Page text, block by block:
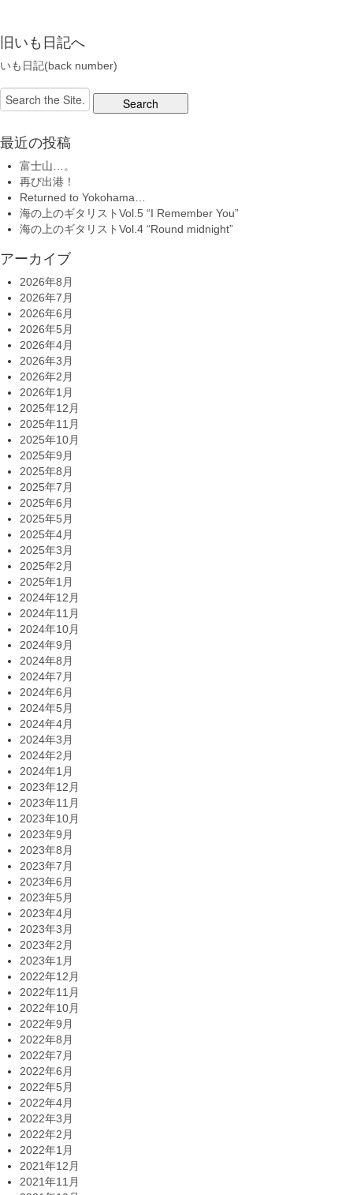
旧いも日記へ
いも日記(back number)
Search
for:
最近の投稿
富士山…。
再び出港！
Returned to Yokohama…
海の上のギタリストVol.5 “I Remember You”
海の上のギタリストVol.4 “Round midnight”
アーカイブ
2026年8月
2026年7月
2026年6月
2026年5月
2026年4月
2026年3月
2026年2月
2026年1月
2025年12月
2025年11月
2025年10月
2025年9月
2025年8月
2025年7月
2025年6月
2025年5月
2025年4月
2025年3月
2025年2月
2025年1月
2024年12月
2024年11月
2024年10月
2024年9月
2024年8月
2024年7月
2024年6月
2024年5月
2024年4月
2024年3月
2024年2月
2024年1月
2023年12月
2023年11月
2023年10月
2023年9月
2023年8月
2023年7月
2023年6月
2023年5月
2023年4月
2023年3月
2023年2月
2023年1月
2022年12月
2022年11月
2022年10月
2022年9月
2022年8月
2022年7月
2022年6月
2022年5月
2022年4月
2022年3月
2022年2月
2022年1月
2021年12月
2021年11月